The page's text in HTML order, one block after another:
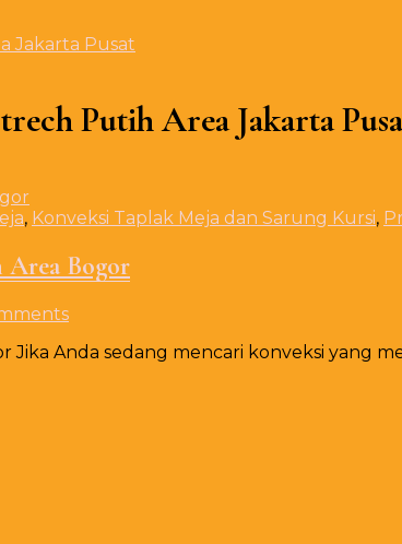
Jakarta Pusat
Putih Area Jakarta
, Konveksi Taplak Meja dan Sarung Kursi,
Area Bogor
on
Sarung
Jika Anda sedang mencari konveksi yang